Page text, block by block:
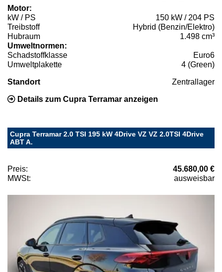
Motor:
kW / PS
150 kW / 204 PS
Treibstoff
Hybrid (Benzin/Elektro)
Hubraum
1.498 cm³
Umweltnormen:
Schadstoffklasse
Euro6
Umweltplakette
4 (Green)
Standort Zentrallager
Details zum Cupra Terramar anzeigen
Cupra Terramar 2.0 TSI 195 kW 4Drive VZ VZ 2.0TSI 4Drive
ABT A.
Preis:
45.680,00 €
MWSt:
ausweisbar